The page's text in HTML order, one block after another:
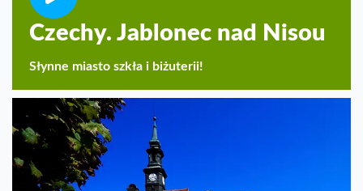
Czechy. Jablonec nad Nisou
Słynne miasto szkła i biżuterii!